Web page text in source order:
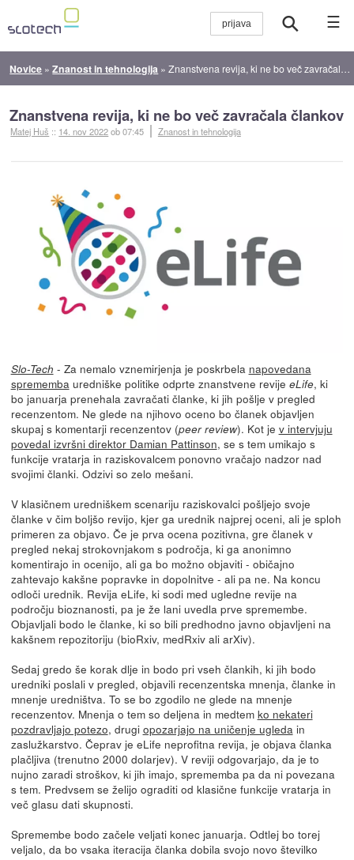
☰
Novice »Znanost in tehnologija »Znanstvena revija, ki ne bo več zavračala člankov
Znanstvena revija, ki ne bo več zavračala člankov
Matej Huš :: 14. nov 2022ob 07:45 Znanost in tehnologija
Slo-Tech - Za nemalo vznemirjenja je poskrbela napovedana
sprememba uredniške politike odprte znanstvene revije eLife, ki
bo januarja prenehala zavračati članke, ki jih pošlje v pregled
recenzentom. Ne glede na njihovo oceno bo članek objavljen
skupaj s komentarji recenzentov (peer review). Kot je v intervjuju
povedal izvršni direktor Damian Pattinson, se s tem umikajo s
funkcije vratarja in raziskovalcem ponovno vračajo nadzor nad
svojimi članki. Odzivi so zelo mešani.
V klasičnem uredniškem scenariju raziskovalci pošljejo svoje
članke v čim boljšo revijo, kjer ga urednik najprej oceni, ali je sploh
primeren za objavo. Če je prva ocena pozitivna, gre članek v
pregled nekaj strokovnjakom s področja, ki ga anonimno
komentirajo in ocenijo, ali ga bo možno objaviti - običajno
zahtevajo kakšne popravke in dopolnitve - ali pa ne. Na koncu
odloči urednik. Revija eLife, ki sodi med ugledne revije na
področju bioznanosti, pa je že lani uvedla prve spremembe.
Objavljali bodo le članke, ki so bili predhodno javno objavljeni na
kakšnem repozitoriju (bioRxiv, medRxiv ali arXiv).
Sedaj gredo še korak dlje in bodo pri vseh člankih, ki jih bodo
uredniki poslali v pregled, objavili recenzentska mnenja, članke in
mnenje uredništva. To se bo zgodilo ne glede na mnenje
recenzentov. Mnenja o tem so deljena in medtem ko nekateri
pozdravljajo potezo, drugi opozarjajo na uničenje ugleda in
zaslužkarstvo. Čeprav je eLife neprofitna revija, je objava članka
plačljiva (trenutno 2000 dolarjev). V reviji odgovarjajo, da je to
nujno zaradi stroškov, ki jih imajo, sprememba pa da ni povezana
s tem. Predvsem se želijo ograditi od klasične funkcije vratarja in
več glasu dati skupnosti.
Spremembe bodo začele veljati konec januarja. Odtlej bo torej
veljalo, da bo vsaka iteracija članka dobila svojo novo številko